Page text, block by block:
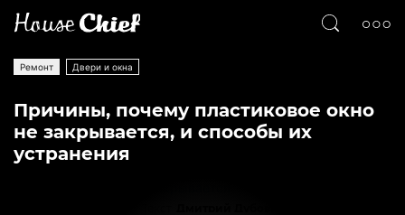
Ремонт Двери и окна
Причины, почему пластиковое окно
не закрывается, и способы их
устранения